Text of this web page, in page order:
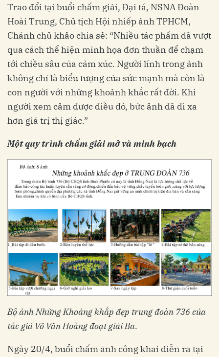
Trao đổi tại buổi chấm giải, Đại tá, NSNA Đoàn
Hoài Trung, Chủ tịch Hội nhiếp ảnh TPHCM,
Chánh chủ khảo chia sẻ: “Nhiều tác phẩm đã vượt
qua cách thể hiện minh họa đơn thuần để chạm
tới chiều sâu của cảm xúc. Người lính trong ảnh
không chỉ là biểu tượng của sức mạnh mà còn là
con người với những khoảnh khắc rất đời. Khi
người xem cảm được điều đó, bức ảnh đã đi xa
hơn giá trị thị giác.”
Một quy trình chấm giải mở và minh bạch
Bộ ảnh Những Khoảng khắp đẹp trung đoàn 736 của
tác giả Võ Văn Hoàng đoạt giải Ba.
Ngày 20/4, buổi chấm ảnh công khai diễn ra tại